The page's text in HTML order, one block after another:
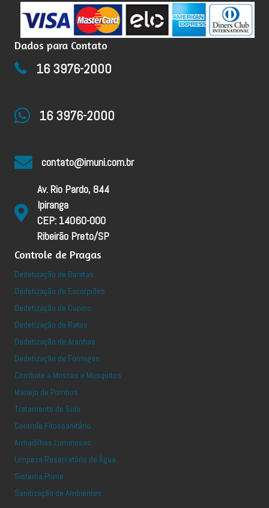
Dados para Contato
16 3976-2000
16 3976-2000
contato@imuni.com.br
Av. Rio Pardo, 844
Ipiranga
CEP: 14060-000
Ribeirão Preto/SP
Controle de Pragas
Dedetização de Baratas
Dedetização de Escorpiões
Dedetização de Cupins
Dedetização de Ratos
Dedetização de Aranhas
Dedetização de Formigas
Combate a Moscas e Mosquitos
Manejo de Pombos
Tratamento de Solo
Controle Fitossanitário
Armadilhas Luminosas
Limpeza Reservatório de Água
Sistema Prime
Sanitização de Ambientes